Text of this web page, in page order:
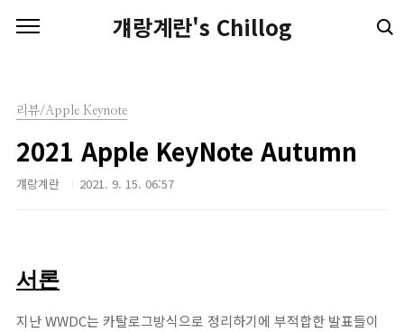
걔랑계란's Chillog
리뷰/Apple Keynote
2021 Apple KeyNote Autumn
걔랑계란 2021. 9. 15. 06:57
서론
지난 WWDC는 카탈로그방식으로 정리하기에 부적합한 발표들이